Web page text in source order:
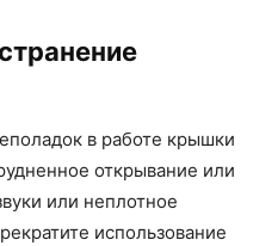
в работе крышки
открывание или
или неплотное
использование